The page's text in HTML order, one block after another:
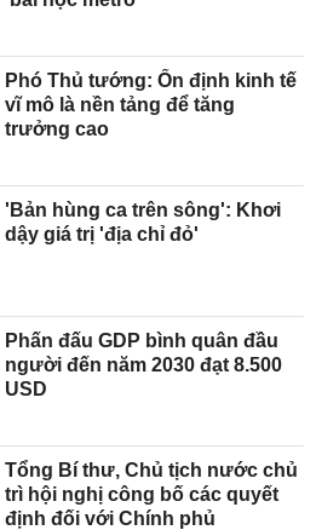
Phó Thủ tướng: Ổn định kinh tế
vĩ mô là nền tảng để tăng
trưởng cao
'Bản hùng ca trên sông': Khơi
dậy giá trị 'địa chỉ đỏ'
Phấn đấu GDP bình quân đầu
người đến năm 2030 đạt 8.500
USD
Tổng Bí thư, Chủ tịch nước chủ
trì hội nghị công bố các quyết
định đối với Chính phủ